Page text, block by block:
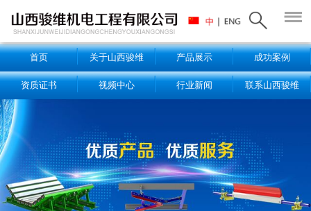
首页 关于山西骏维 产品展示 成功案例
资质证书 视频中心 行业新闻 联系山西骏维